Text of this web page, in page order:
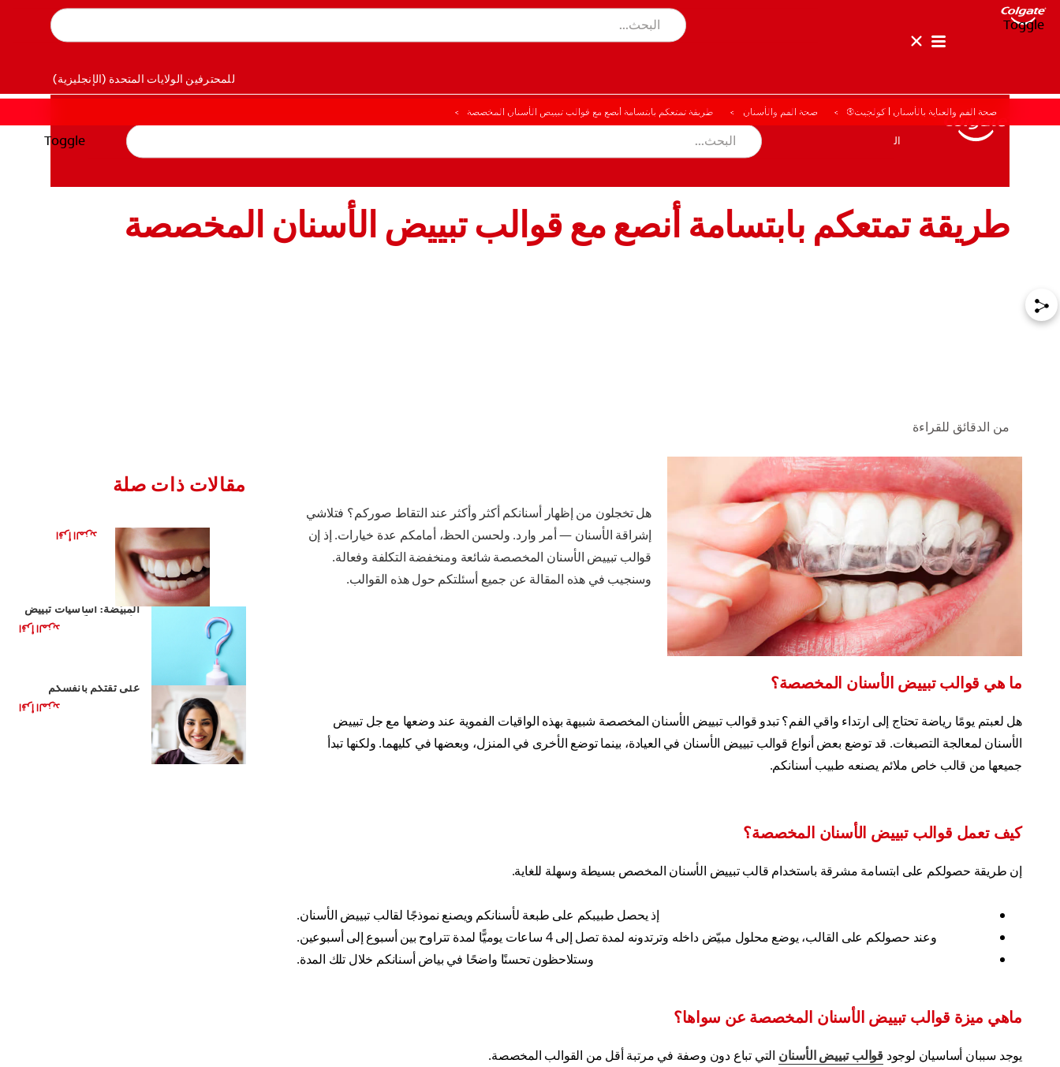
Toggle
المنتجات صحة الفم والأسنان المهمة
للمحترفين الولايات المتحدة (الإنجليزية)
للمحترفين الولايات المتحدة (الإنجليزية)
المنتجات المهمة Toggle
صحة الفم والعناية بالأسنان | كولجيت® صحة الفم والأسنان طريقة تمتعكم بابتسامة أنصع مع قوالب تبييض الأسنان المخصصة
طريقة تمتعكم بابتسامة أنصع مع قوالب تبييض الأسنان المخصصة
من الدقائق للقراءة
هل تخجلون من إظهار أسنانكم أكثر وأكثر عند التقاط صوركم؟ فتلاشي
إشراقة الأسنان — أمر وارد. ولحسن الحظ، أمامكم عدة خيارات. إذ إن
قوالب تبييض الأسنان المخصصة شائعة ومنخفضة التكلفة وفعالة.
وسنجيب في هذه المقالة عن جميع أسئلتكم حول هذه القوالب.
ما هي قوالب تبييض الأسنان المخصصة؟
هل لعبتم يومًا رياضة تحتاج إلى ارتداء واقي الفم؟ تبدو قوالب تبييض الأسنان المخصصة شبيهة بهذه الواقيات الفموية عند وضعها مع جل تبييض
الأسنان لمعالجة التصبغات. قد توضع بعض أنواع قوالب تبييض الأسنان في العيادة، بينما توضع الأخرى في المنزل، وبعضها في كليهما. ولكنها تبدأ
جميعها من قالب خاص ملائم يصنعه طبيب أسنانكم.
كيف تعمل قوالب تبييض الأسنان المخصصة؟
إن طريقة حصولكم على ابتسامة مشرقة باستخدام قالب تبييض الأسنان المخصص بسيطة وسهلة للغاية.
إذ يحصل طبيبكم على طبعة لأسنانكم ويصنع نموذجًا لقالب تبييض الأسنان.
وعند حصولكم على القالب، يوضع محلول مبيّض داخله وترتدونه لمدة تصل إلى 4 ساعات يوميًّا لمدة تتراوح بين أسبوع إلى أسبوعين.
وستلاحظون تحسنًا واضحًا في بياض أسنانكم خلال تلك المدة.
ماهي ميزة قوالب تبييض الأسنان المخصصة عن سواها؟
يوجد سببان أساسيان لوجود قوالب تبييض الأسنان التي تباع دون وصفة في مرتبة أقل من القوالب المخصصة.
مقالات ذات صلة
اقرأ المزيد
أساسيات معاجين الأسنان
المبيّضة: أساسيات تبييض
اقرأ المزيد
على ثقتكم بأنفسكم
اقرأ المزيد